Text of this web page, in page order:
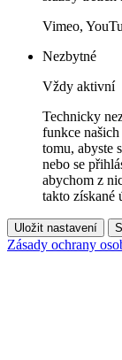
Vimeo,
Nezbytné
Vždy aktivní
Technicky
funkce
tomu, abyste
nebo se
abychom z
takto získané
Uložit nastavení
Zásady ochrany